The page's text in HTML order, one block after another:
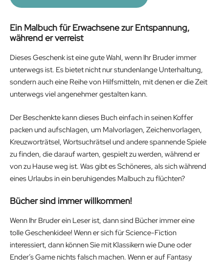
Ein Malbuch für Erwachsene zur Entspannung,
während er verreist
Dieses Geschenk ist eine gute Wahl, wenn Ihr Bruder immer
unterwegs ist. Es bietet nicht nur stundenlange Unterhaltung,
sondern auch eine Reihe von Hilfsmitteln, mit denen er die Zeit
unterwegs viel angenehmer gestalten kann.
Der Beschenkte kann dieses Buch einfach in seinen Koffer
packen und aufschlagen, um Malvorlagen, Zeichenvorlagen,
Kreuzworträtsel, Wortsuchrätsel und andere spannende Spiele
zu finden, die darauf warten, gespielt zu werden, während er
von zu Hause weg ist. Was gibt es Schöneres, als sich während
eines Urlaubs in ein beruhigendes Malbuch zu flüchten?
Bücher sind immer willkommen!
Wenn Ihr Bruder ein Leser ist, dann sind Bücher immer eine
tolle Geschenkidee! Wenn er sich für Science-Fiction
interessiert, dann können Sie mit Klassikern wie Dune oder
Ender’s Game nichts falsch machen. Wenn er auf Fantasy